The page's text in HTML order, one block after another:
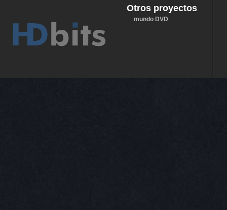
Otros proyectos
mundo DVD